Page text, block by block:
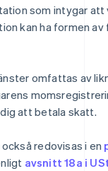
som intygar
kan ha formen
omfattas av
att betala skatt.
redovisas i en
avsnitt 18a i